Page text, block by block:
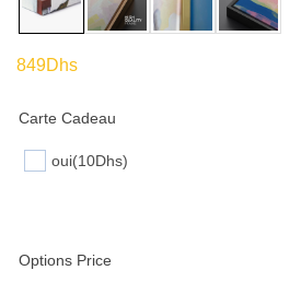
849Dhs
Carte Cadeau
oui(10Dhs)
Options Price